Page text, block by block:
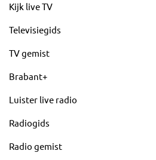
Kijk live TV
Televisiegids
TV gemist
Brabant+
Luister live radio
Radiogids
Radio gemist